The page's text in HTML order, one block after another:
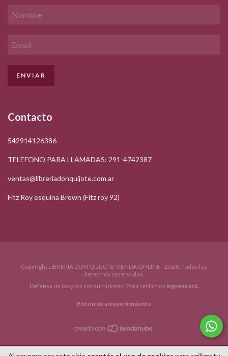
Contacto
542914126386
TELEFONO PARA LLAMADAS: 291-4742387
ventas@libreriadonquijote.com.ar
Fitz Roy esquina Brown (Fitz roy 92)
Copyright LIBRERÍA DON QUIJOTE TIENDA ONLINE - 2026. Todos los
derechos reservados.
Defensa de las y los consumidores. Para reclamos ingresá acá.
Botón de arrepentimiento